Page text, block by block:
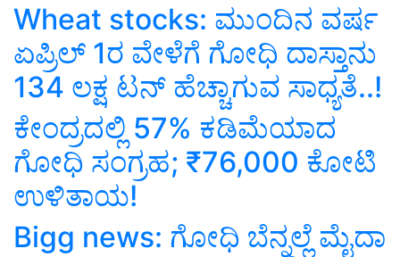
Wheat stocks: ಮುಂದಿನ ವರ್ಷ
ಏಪ್ರಿಲ್ 1ರ ವೇಳೆಗೆ ಗೋಧಿ ದಾಸ್ತಾನು
134 ಲಕ್ಷ ಟನ್‌ ಹೆಚ್ಚಾಗುವ ಸಾಧ್ಯತೆ..!
ಕೇಂದ್ರದಲ್ಲಿ 57% ಕಡಿಮೆಯಾದ
ಗೋಧಿ ಸಂಗ್ರಹ; ₹76,000 ಕೋಟಿ
ಉಳಿತಾಯ!
Bigg news: ಗೋಧಿ ಬೆನ್ನಲ್ಲೆ ಮೈದಾ